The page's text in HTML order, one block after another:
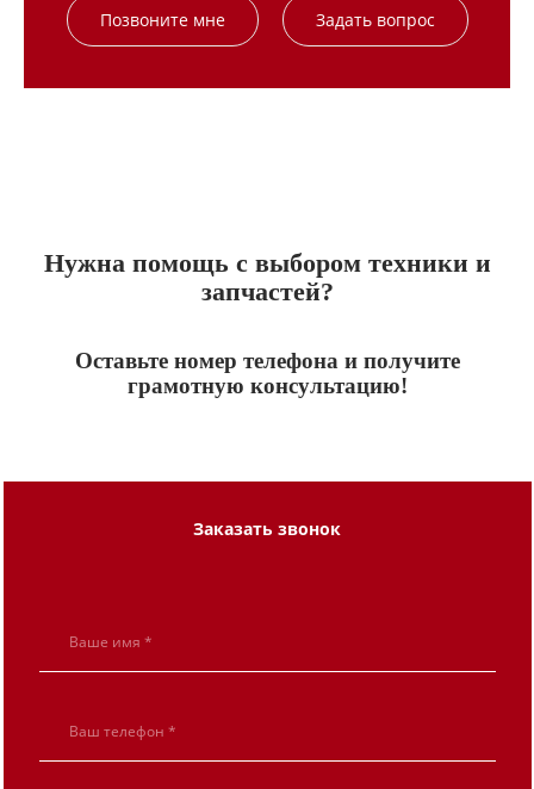
Позвоните мне Задать вопрос
Заказать звонок
Нужна помощь с выбором техники и
запчастей?
Оставьте номер телефона и получите
грамотную консультацию!